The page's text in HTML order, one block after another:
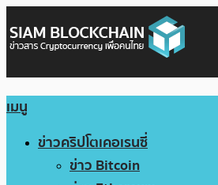
เมนู
ข่าวคริปโตเคอเรนซี่
ข่าว Bitcoin